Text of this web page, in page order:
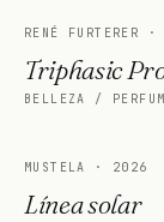
RENÉ FURTERER ·
Triphasic
BELLEZA /
MUSTELA · 2026
Línea solar